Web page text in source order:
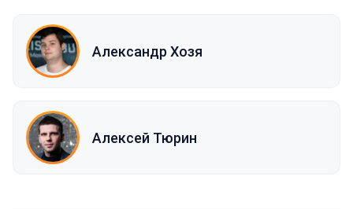
Александр Хозя
Алексей Тюрин